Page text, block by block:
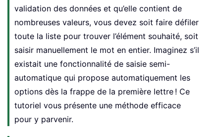
validation des données et qu’elle contient de
nombreuses valeurs, vous devez soit faire défiler
toute la liste pour trouver l’élément souhaité, soit
saisir manuellement le mot en entier. Imaginez s’il
existait une fonctionnalité de saisie semi-
automatique qui propose automatiquement les
options dès la frappe de la première lettre ! Ce
tutoriel vous présente une méthode efficace
pour y parvenir.